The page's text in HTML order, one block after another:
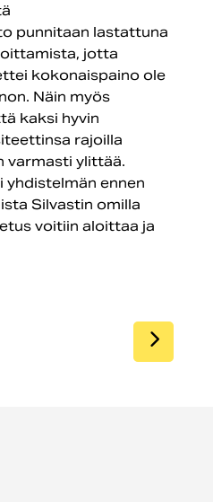
punnitaan lastattuna
jotta
kokonaispaino ole
Näin myös
kaksi hyvin
rajoilla
varmasti ylittää.
ennen
Silvastin omilla
voitiin aloittaa ja